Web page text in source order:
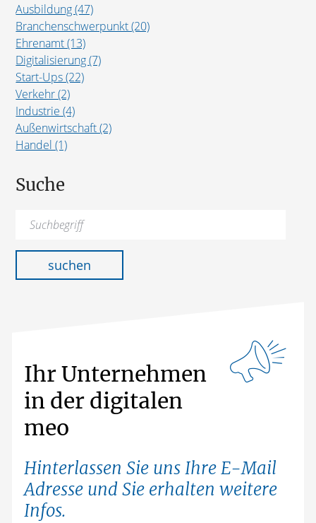
Ausbildung (47)
Branchenschwerpunkt (20)
Ehrenamt (13)
Digitalisierung (7)
Start-Ups (22)
Verkehr (2)
Industrie (4)
Außenwirtschaft (2)
Handel (1)
Suche
Suchen
suchen
Ihr Unternehmen
in der digitalen
meo
Hinterlassen Sie uns Ihre E-Mail
Adresse und Sie erhalten weitere
Infos.